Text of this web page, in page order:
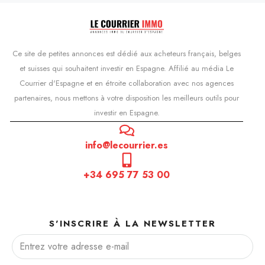
Ce site de petites annonces est dédié aux acheteurs français, belges
et suisses qui souhaitent investir en Espagne. Affilié au média Le
Courrier d'Espagne et en étroite collaboration avec nos agences
partenaires, nous mettons à votre disposition les meilleurs outils pour
investir en Espagne.
info@lecourrier.es
+34 695 77 53 00
S'INSCRIRE À LA NEWSLETTER